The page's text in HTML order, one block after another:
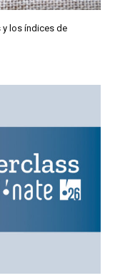
y los índices de